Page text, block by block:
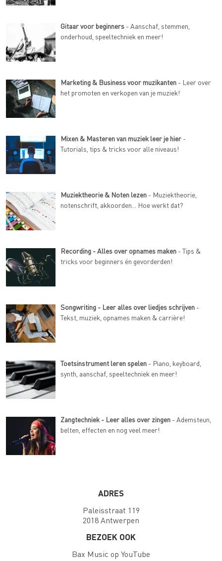
Gitaar voor beginners - Aanschaf, stemmen,
onderhoud, speeltechniek en meer!
Marketing & Business voor muzikanten - Leer over
het promoten en verkopen van je muziek!
Mixen & Masteren van muziek leer je hier -
Tutorials, tips & tricks voor alle niveaus!
Muziektheorie & Noten lezen - Muziektheorie,
notenschrift, akkoorden... Hoe werkt dat?
Recording - Alles over opnames maken - Tips &
tricks voor beginners én gevorderden!
Songwriting - Leer alles over liedjes schrijven -
Tekst, muziek, opnames maken & carrière!
Toetsinstrument leren spelen - Piano, keyboard,
synth, aanschaf, speeltechniek en meer!
Zangtechniek - Leer alles over zingen - Ademsteun,
belten, effecten en nog veel meer!
ADRES
Paleisstraat 119
2018 Antwerpen
BEZOEK OOK
Bax Music op YouTube